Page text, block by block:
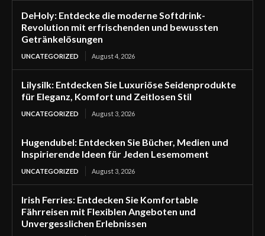
DeHoly: Entdecke die moderne Softdrink-
Revolution mit erfrischenden und bewussten
Getränkelösungen
UNCATEGORIZED August 4, 2026
Lilysilk: Entdecken Sie Luxuriöse Seidenprodukte
für Eleganz, Komfort und Zeitlosen Stil
UNCATEGORIZED August 3, 2026
Hugendubel: Entdecken Sie Bücher, Medien und
Inspirierende Ideen für Jeden Lesemoment
UNCATEGORIZED August 3, 2026
Irish Ferries: Entdecken Sie Komfortable
Fährreisen mit Flexiblen Angeboten und
Unvergesslichen Erlebnissen